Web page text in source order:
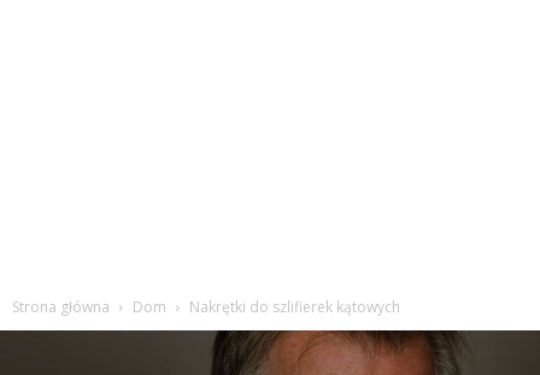
Strona główna Dom Nakrętki do szlifierek kątowych